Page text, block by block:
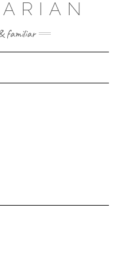
familiar